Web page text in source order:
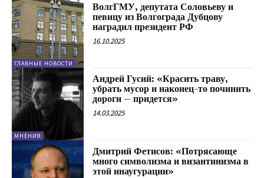
ГЛАВНЫЕ НОВОСТИ
ВолгГМУ, депутата Соловьеву и
певицу из Волгограда Дубцову
наградил президент РФ
16.10.2025
МНЕНИЯ
Андрей Гусий: «Красить траву,
убрать мусор и наконец-то починить
дороги – придется»
14.03.2025
Дмитрий Фетисов: «Потрясающе
много символизма и византинизма в
этой инаугурации»